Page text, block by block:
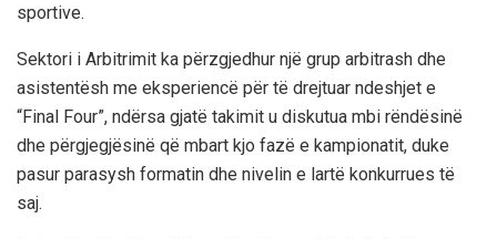
sportive.
Sektori i Arbitrimit ka përzgjedhur një grup arbitrash dhe
asistentësh me eksperiencë për të drejtuar ndeshjet e
“Final Four”, ndërsa gjatë takimit u diskutua mbi rëndësinë
dhe përgjegjësinë që mbart kjo fazë e kampionatit, duke
pasur parasysh formatin dhe nivelin e lartë konkurrues të
saj.